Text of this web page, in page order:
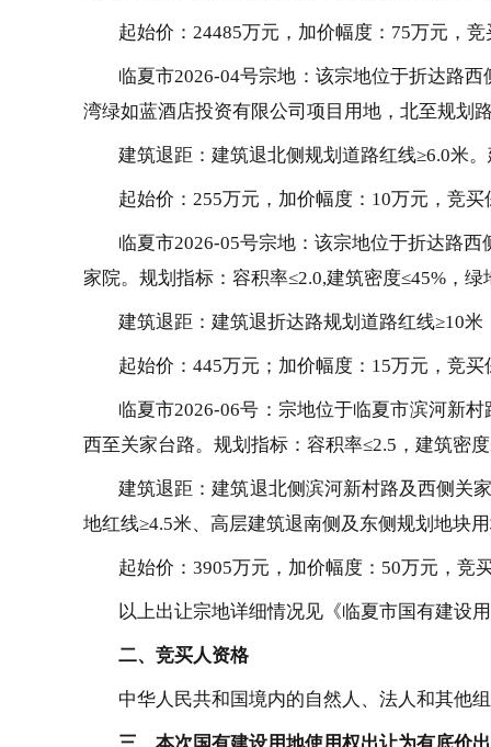
起始价： 24485万元，加价幅度： 75万元，竞
临夏市2026-04号宗地：该宗地位于折达路西
湾绿如蓝酒店投资有限公司项目用地，北至规划
建筑退距：建筑退北侧规划道路红线≥6.0米
起始价： 255万元，加价幅度：10万元，竞
临夏市2026-05号宗地：该宗地位于折达路西
家院。规划指标：容积率≤2.0,建筑密度≤45%，
建筑退距 ：建筑退折达路规划 道路红线≥10米
起始价： 445万元；加价幅度 ： 15万元 ， 竞买
临夏市2026-06号 ： 宗地位于临夏市滨河新
西至关家台路。规划指标：容积率≤2.5，建筑密
建筑退距 ：建筑退北侧滨河新村路及西侧关
地红线≥4.5米、高层建筑退南侧及东侧规划地块
起始价 ： 3905万元，加价幅度 ： 50万元，竞
以上出让宗地详细情况见《临夏市国有建设
二、竞买人资格
中华人民共和国境内的自然人、 法人和其他